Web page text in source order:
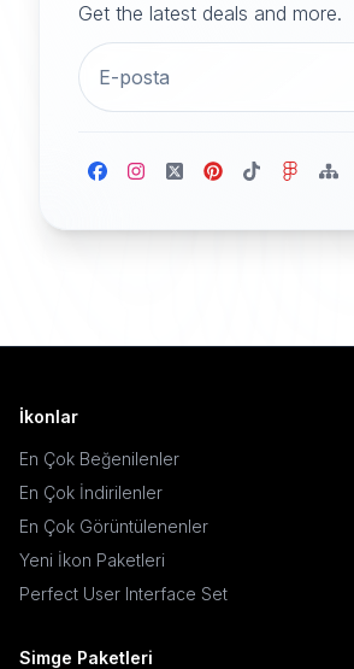
Get the latest deals and more.
İkonlar
En Çok Beğenilenler
En Çok İndirilenler
En Çok Görüntülenenler
Yeni İkon Paketleri
Perfect User Interface Set
Simge Paketleri